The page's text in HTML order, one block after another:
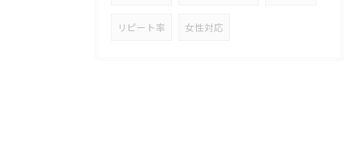
リピート率 女性対応